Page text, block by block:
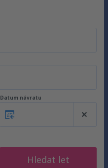
Datum návratu
Hledat let